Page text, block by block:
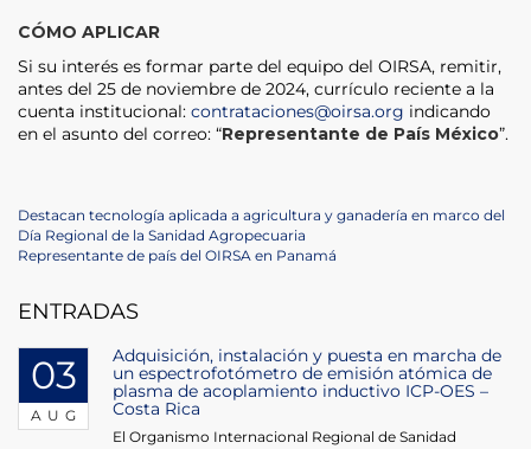
CÓMO APLICAR
Si su interés es formar parte del equipo del OIRSA, remitir,
antes del 25 de noviembre de 2024, currículo reciente a la
cuenta institucional: contrataciones@oirsa.org indicando
en el asunto del correo: “Representante de País México”.
Post
navigation
Previous
Post
Destacan tecnología aplicada a agricultura y ganadería en marco del
Día Regional de la Sanidad Agropecuaria
Next
Representante de país del OIRSA en Panamá
ENTRADAS
03
AUG
Adquisición, instalación y puesta en marcha de
un espectrofotómetro de emisión atómica de
plasma de acoplamiento inductivo ICP-OES –
Costa Rica
El Organismo Internacional Regional de Sanidad